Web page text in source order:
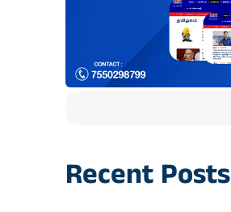
Recent Posts